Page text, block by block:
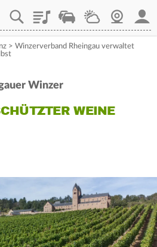
PlaylistStaupilotWetterWebcam
> Winzerverband Rheingau verwaltet
Winzer
WEINE